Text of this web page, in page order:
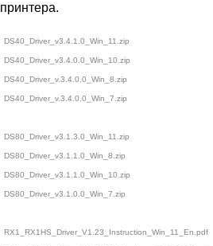
принтера.
DS40_Driver_v3.4.1.0_Win_11.zip
DS40_Driver_v3.4.0.0_Win_10.zip
DS40_Driver_v.3.4.0.0_Win_8.zip
DS40_Driver_v.3.4.0.0_Win_7.zip
DS80_Driver_v3.1.3.0_Win_11.zip
DS80_Driver_v3.1.1.0_Win_8.zip
DS80_Driver_v3.1.1.0_Win_10.zip
DS80_Driver_v3.1.0.0_Win_7.zip
RX1_RX1HS_Driver_V1.23_Instruction_Win_11_En.pdf